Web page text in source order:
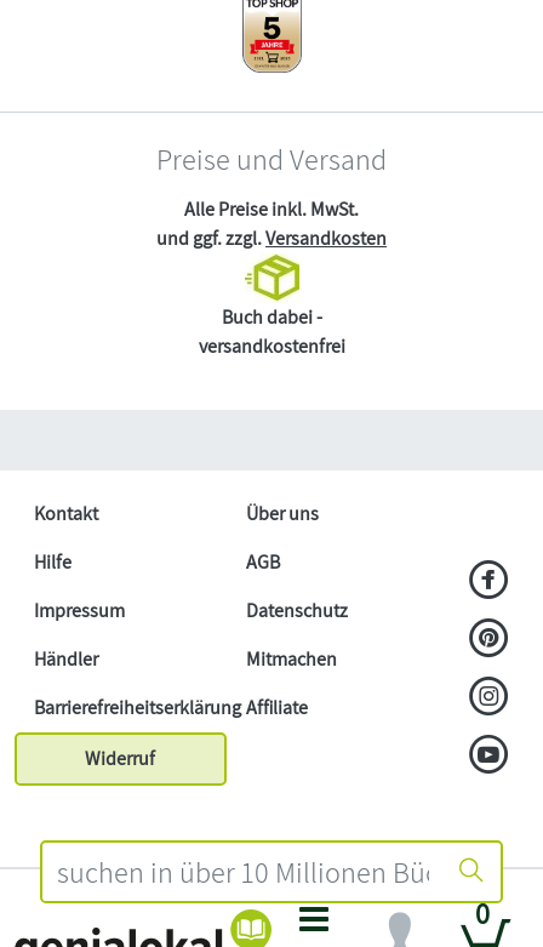
0
Preise und Versand
Alle Preise inkl. MwSt.
und ggf. zzgl.Versandkosten
Buch dabei -
versandkostenfrei
Kontakt
Über uns
Hilfe
AGB
Impressum
Datenschutz
Händler
Mitmachen
BarrierefreiheitserklärungAffiliate
Widerruf